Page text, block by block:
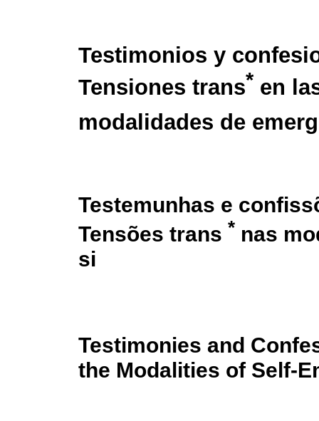
Testimonios y
Tensiones trans* en
modalidades de
Testemunhas e
Tensões trans * nas
si
Testimonies and
the Modalities of Self-